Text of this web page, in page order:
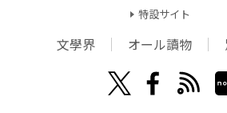
特設サイト
文學界 オール讀物